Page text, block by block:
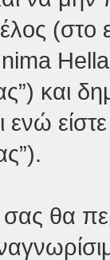
(στο
και
θα